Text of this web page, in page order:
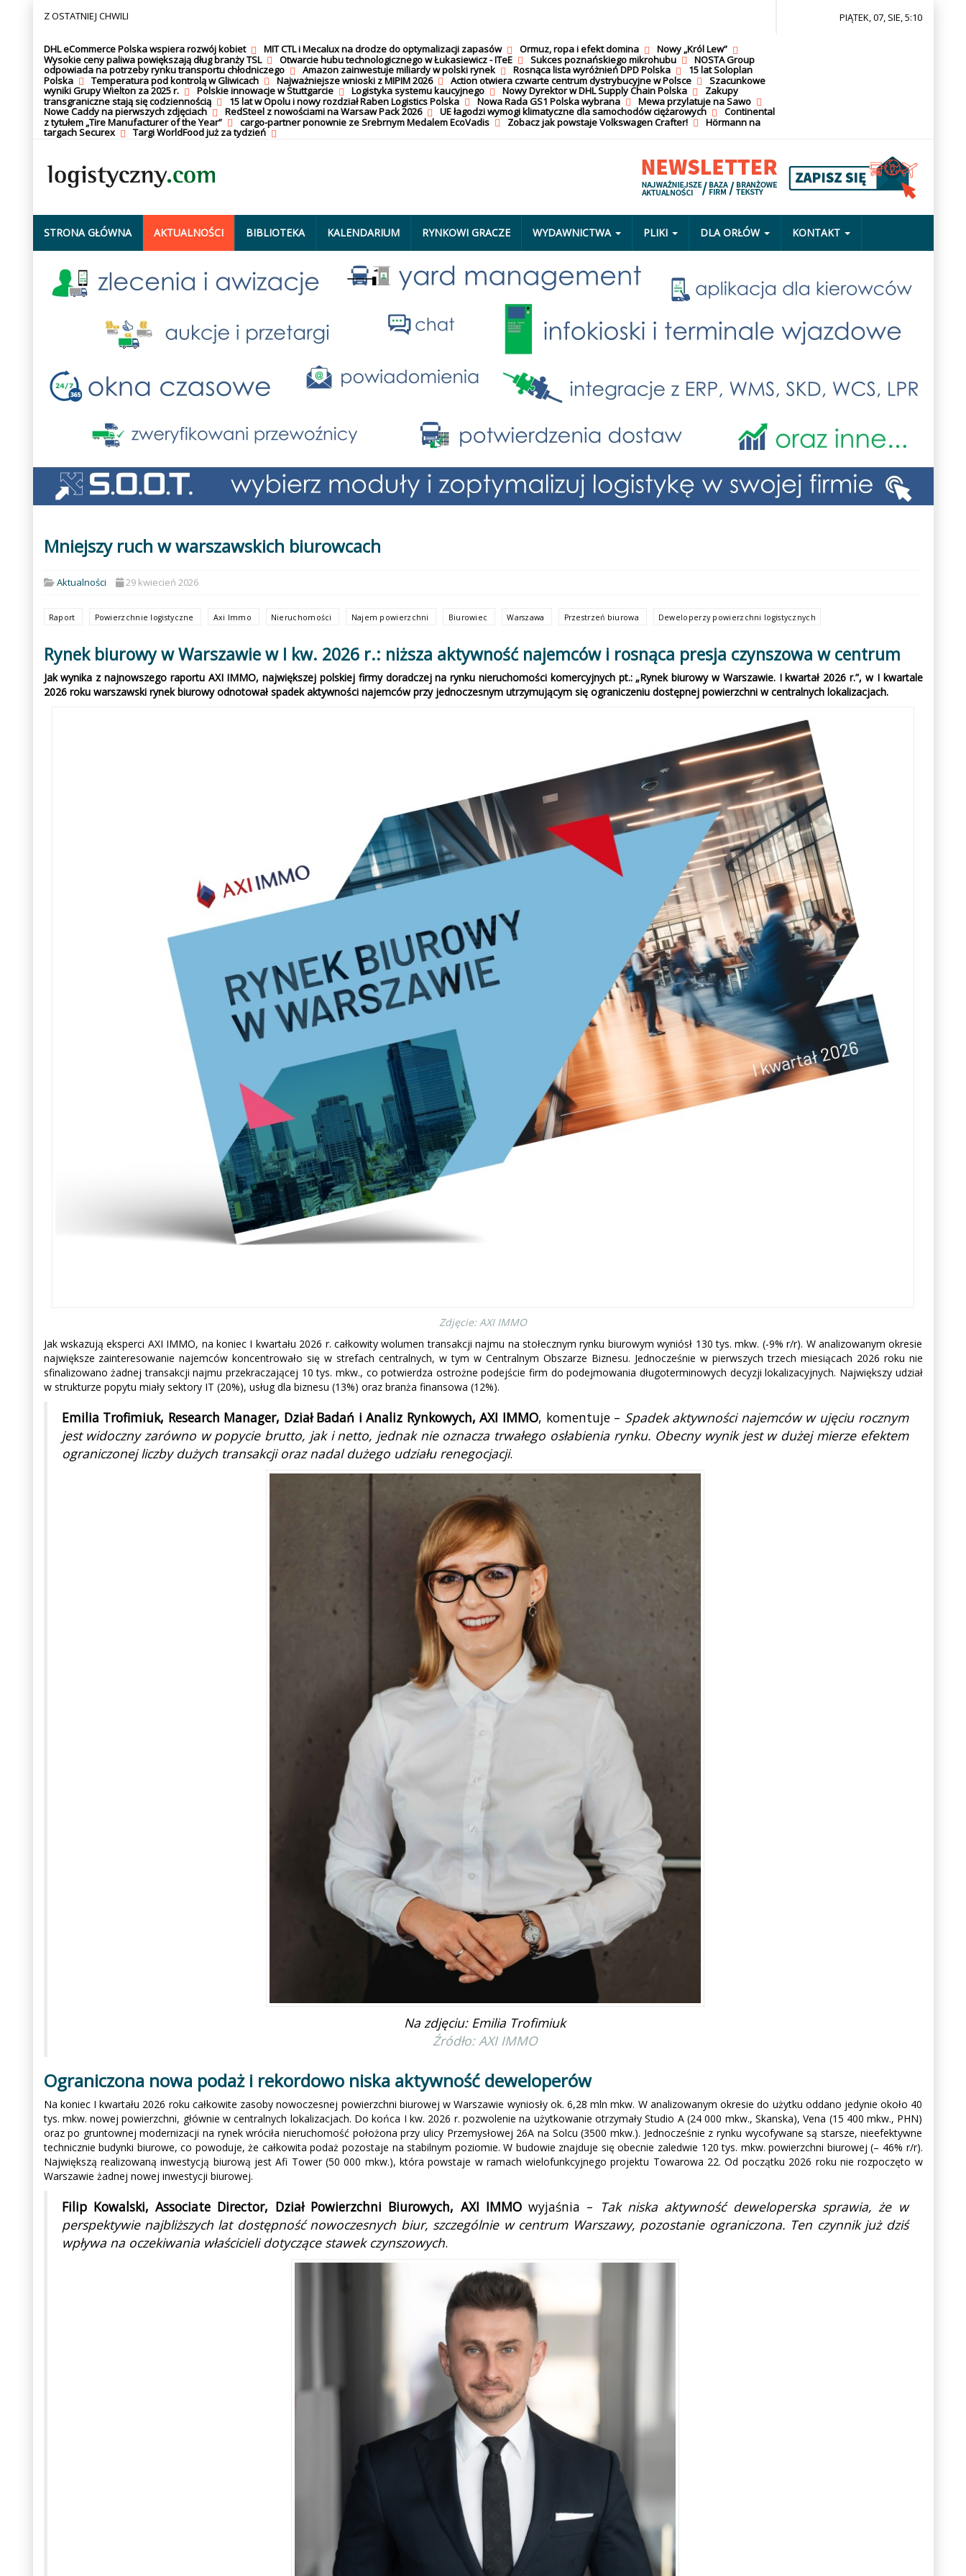
Z OSTATNIEJ CHWILI
DHL eCommerce Polska wspiera rozwój kobiet MIT CTL i Mecalux na drodze do optymalizacji zapasów Ormuz, ropa i efekt domina
Nowy „Król Lew”
Wysokie ceny paliwa powiększają dług branży TSL
Otwarcie hubu technologicznego w Łukasiewicz - ITeE Sukces poznańskiego mikrohubu
NOSTA Group
odpowiada na potrzeby rynku transportu chłodniczego
Amazon zainwestuje miliardy w polski rynek Rosnąca lista wyróżnień DPD Polska
15 lat Soloplan
Polska
Temperatura pod kontrolą w Gliwicach Najważniejsze wnioski z MIPIM 2026 Action otwiera czwarte centrum dystrybucyjne w Polsce
Szacunkowe
wyniki Grupy Wielton za 2025 r.
Polskie innowacje w Stuttgarcie Logistyka systemu kaucyjnego Nowy Dyrektor w DHL Supply Chain Polska
Zakupy
transgraniczne stają się codziennością
15 lat w Opolu i nowy rozdział Raben Logistics Polska Nowa Rada GS1 Polska wybrana
Mewa przylatuje na Sawo
Nowe Caddy na pierwszych zdjęciach
RedSteel z nowościami na Warsaw Pack 2026 UE łagodzi wymogi klimatyczne dla samochodów ciężarowych
Continental
z tytułem „Tire Manufacturer of the Year”
cargo-partner ponownie ze Srebrnym Medalem EcoVadis Zobacz jak powstaje Volkswagen Crafter!
Hörmann na
targach Securex
Targi WorldFood już za tydzień
PIĄTEK, 07, SIE, 5:10
STRONA GŁÓWNA AKTUALNOŚCI BIBLIOTEKA KALENDARIUM RYNKOWI GRACZE WYDAWNICTWA PLIKI DLA ORŁÓW KONTAKT
Mniejszy ruch w warszawskich biurowcach
Aktualności 29 kwiecień 2026
Raport Powierzchnie logistyczne Axi Immo Nieruchomości Najem powierzchni Biurowiec Warszawa Przestrzeń biurowa Deweloperzy powierzchni logistycznych
Rynek biurowy w Warszawie w I kw. 2026 r.: niższa aktywność najemców i rosnąca presja czynszowa w centrum
Jak wynika z najnowszego raportu AXI IMMO, największej polskiej firmy doradczej na rynku nieruchomości komercyjnych pt.: „Rynek biurowy w Warszawie. I kwartał 2026 r.”, w I kwartale
2026 roku warszawski rynek biurowy odnotował spadek aktywności najemców przy jednoczesnym utrzymującym się ograniczeniu dostępnej powierzchni w centralnych lokalizacjach.
Zdjęcie: AXI IMMO
Jak wskazują eksperci AXI IMMO, na koniec I kwartału 2026 r. całkowity wolumen transakcji najmu na stołecznym rynku biurowym wyniósł 130 tys. mkw. (-9% r/r). W analizowanym okresie
największe zainteresowanie najemców koncentrowało się w strefach centralnych, w tym w Centralnym Obszarze Biznesu. Jednocześnie w pierwszych trzech miesiącach 2026 roku nie
sfinalizowano żadnej transakcji najmu przekraczającej 10 tys. mkw., co potwierdza ostrożne podejście firm do podejmowania długoterminowych decyzji lokalizacyjnych. Największy udział
w strukturze popytu miały sektory IT (20%), usług dla biznesu (13%) oraz branża finansowa (12%).
Emilia Trofimiuk, Research Manager, Dział Badań i Analiz Rynkowych, AXI IMMO, komentuje – Spadek aktywności najemców w ujęciu rocznym
jest widoczny zarówno w popycie brutto, jak i netto, jednak nie oznacza trwałego osłabienia rynku. Obecny wynik jest w dużej mierze efektem
ograniczonej liczby dużych transakcji oraz nadal dużego udziału renegocjacji.
Na zdjęciu: Emilia Trofimiuk
Źródło: AXI IMMO
Ograniczona nowa podaż i rekordowo niska aktywność deweloperów
Na koniec I kwartału 2026 roku całkowite zasoby nowoczesnej powierzchni biurowej w Warszawie wyniosły ok. 6,28 mln mkw. W analizowanym okresie do użytku oddano jedynie około 40
tys. mkw. nowej powierzchni, głównie w centralnych lokalizacjach. Do końca I kw. 2026 r. pozwolenie na użytkowanie otrzymały Studio A (24 000 mkw., Skanska), Vena (15 400 mkw., PHN)
oraz po gruntownej modernizacji na rynek wróciła nieruchomość położona przy ulicy Przemysłowej 26A na Solcu (3500 mkw.). Jednocześnie z rynku wycofywane są starsze, nieefektywne
technicznie budynki biurowe, co powoduje, że całkowita podaż pozostaje na stabilnym poziomie. W budowie znajduje się obecnie zaledwie 120 tys. mkw. powierzchni biurowej (– 46% r/r).
Największą realizowaną inwestycją biurową jest Afi Tower (50 000 mkw.), która powstaje w ramach wielofunkcyjnego projektu Towarowa 22. Od początku 2026 roku nie rozpoczęto w
Warszawie żadnej nowej inwestycji biurowej.
Filip Kowalski, Associate Director, Dział Powierzchni Biurowych, AXI IMMOwyjaśnia – Tak niska aktywność deweloperska sprawia, że w
perspektywie najbliższych lat dostępność nowoczesnych biur, szczególnie w centrum Warszawy, pozostanie ograniczona. Ten czynnik już dziś
wpływa na oczekiwania właścicieli dotyczące stawek czynszowych.